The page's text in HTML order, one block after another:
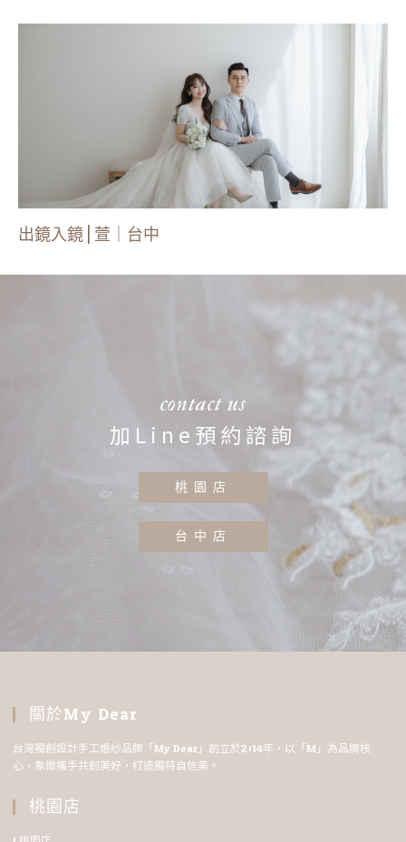
出鏡入鏡 | 萱｜台中
contact us
加Line預約諮詢
桃園店
台中店
關於My Dear
台灣獨創設計手工婚紗品牌「My Dear」創立於2014年，以「M」為品牌核
心，象徵攜手共創美好，打造獨特自信美。
桃園店